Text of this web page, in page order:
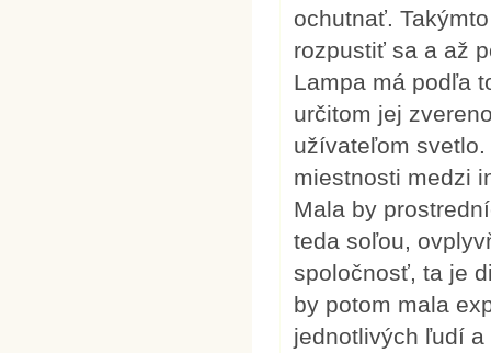
ochutnať.
rozpustiť sa a až
Lampa má podľa
určitom jej
užívateľom
miestnosti medzi
Mala by
teda soľou,
spoločnosť, ta je
by potom mala
jednotlivých ľudí